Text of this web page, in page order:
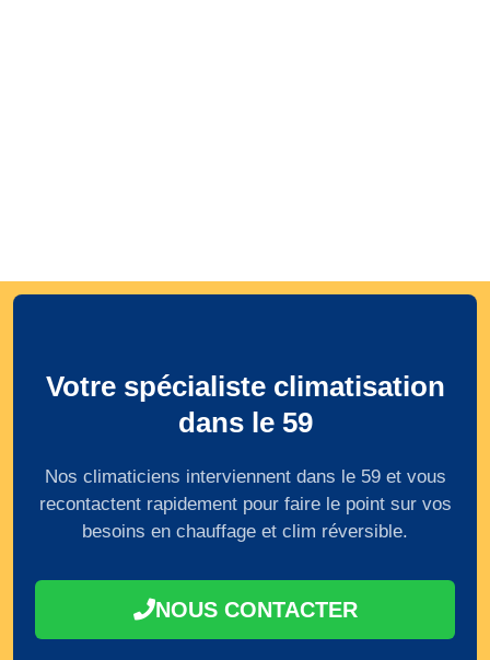
Votre spécialiste climatisation
dans le 59
Nos climaticiens interviennent dans le 59 et vous
recontactent rapidement pour faire le point sur vos
besoins en chauffage et clim réversible.
NOUS CONTACTER